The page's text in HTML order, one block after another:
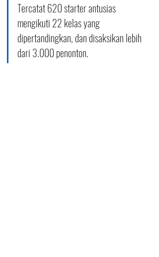
Tercatat 620 starter antusias
mengikuti 22 kelas yang
dipertandingkan, dan disaksikan lebih
dari 3.000 penonton.